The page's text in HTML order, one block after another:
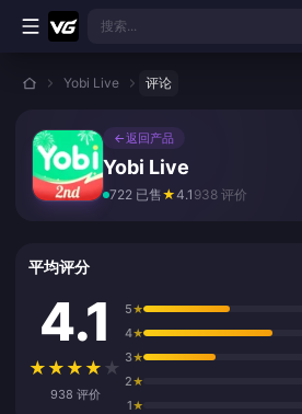
跳转至主要内容
搜索...
Yobi Live 评论
←返回产品
Yobi Live
722 已售★4.1 938 评价
平均评分
4.1
★ ★ ★ ★ ★
938 评价
5★
4★
3★
2★
1★